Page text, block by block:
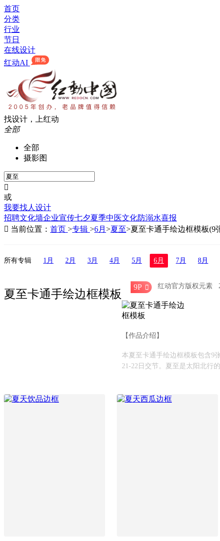
首页
分类
行业
节日
在线设计
红动AI
找设计，上红动
全部
全部
摄影图

或
我要找人设计
招聘文化墙企业宣传七夕夏季中医文化防溺水喜报
 当前位置： 首页 >专辑 >6月 >夏至>夏至卡通手绘边框模板(9
所有专辑 1月 2月 3月 4月 5月 6月 7月 8月
夏至卡通手绘边框模板
9P  红动官方版权元素
【作品介绍】
本夏至卡通手绘边框模板包含9
21-22日交节。夏至是太阳北行